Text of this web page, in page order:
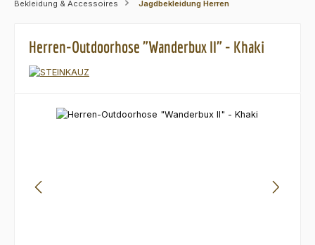
Bekleidung & Accessoires Jagdbekleidung Herren
Herren-Outdoorhose "Wanderbux II" - Khaki
Bildergalerie überspringen